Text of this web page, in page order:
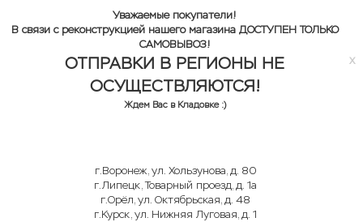
Уважаемые покупатели!
В связи с реконструкцией нашего магазина ДОСТУПЕН ТОЛЬКО
САМОВЫВОЗ!
ОТПРАВКИ В РЕГИОНЫ НЕ
ОСУЩЕСТВЛЯЮТСЯ!
Ждем Вас в Кладовке :)
x
г.Воронеж, ул. Хользунова, д. 80
г.Липецк, Товарный проезд, д. 1а
г.Орёл, ул. Октябрьская, д. 48
г.Курск, ул. Нижняя Луговая, д. 1